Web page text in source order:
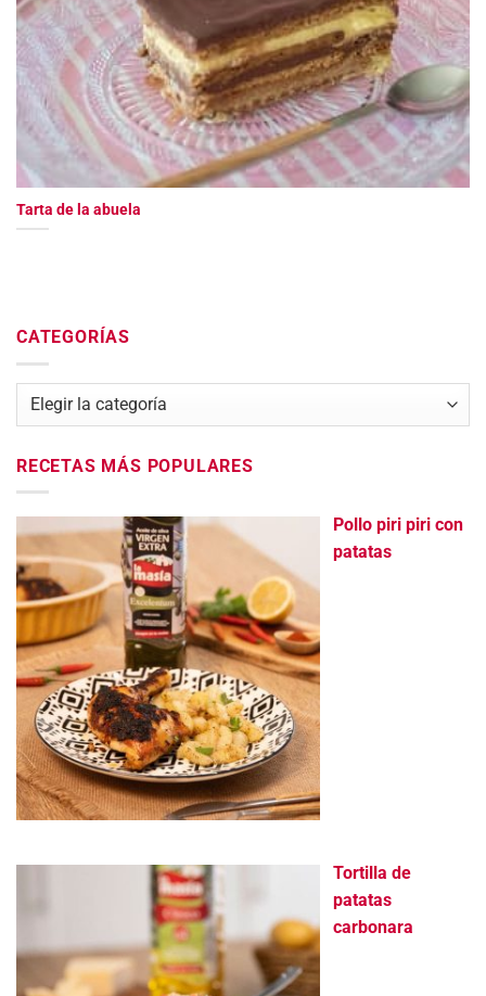
Tarta de la abuela
CATEGORÍAS
Categorías
RECETAS MÁS POPULARES
Pollo piri piri con
patatas
Tortilla de
patatas
carbonara